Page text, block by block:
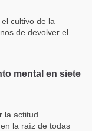
cultivo de la
de devolver el
mental en siete
la actitud
la raíz de todas